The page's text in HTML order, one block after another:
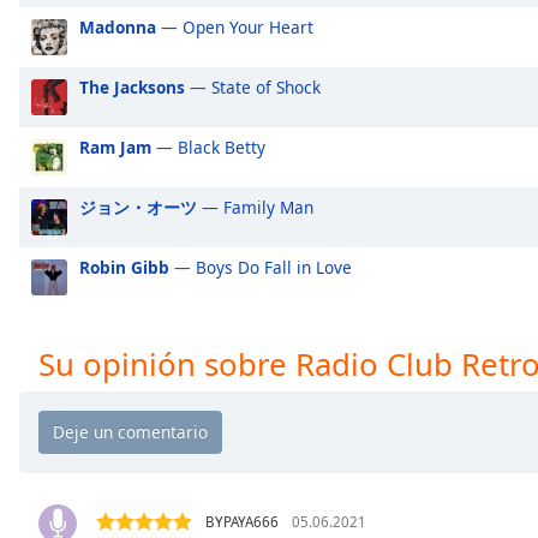
Track
Picture-
Picture
Fullscreen
This
modal
window.
dialog
window.
Escape
Madonna — Open Your Heart
The Jacksons — State of Shock
Ram Jam — Black Betty
ジョン・オーツ — Family Man
Robin Gibb — Boys Do Fall in Love
Su opinión sobre Radio Club
BYPAYA666 05.06.2021